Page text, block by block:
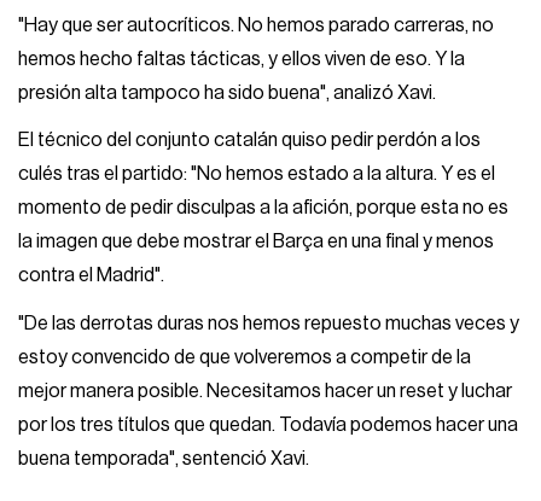
"Hay que ser autocríticos. No hemos parado carreras, no
hemos hecho faltas tácticas, y ellos viven de eso. Y la
presión alta tampoco ha sido buena", analizó Xavi.
El técnico del conjunto catalán quiso pedir perdón a los
culés tras el partido: "No hemos estado a la altura. Y es el
momento de pedir disculpas a la afición, porque esta no es
la imagen que debe mostrar el Barça en una final y menos
contra el Madrid".
"De las derrotas duras nos hemos repuesto muchas veces y
estoy convencido de que volveremos a competir de la
mejor manera posible. Necesitamos hacer un reset y luchar
por los tres títulos que quedan. Todavía podemos hacer una
buena temporada", sentenció Xavi.